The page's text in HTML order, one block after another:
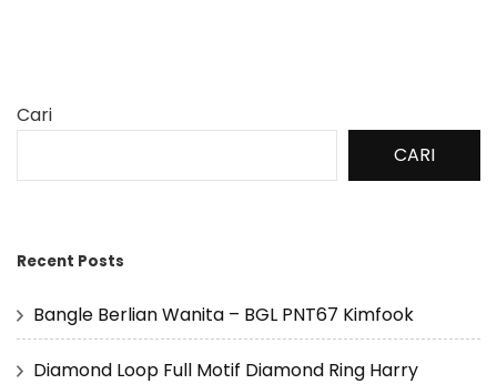
Cari
CARI
Recent Posts
Bangle Berlian Wanita – BGL PNT67 Kimfook
Diamond Loop Full Motif Diamond Ring Harry